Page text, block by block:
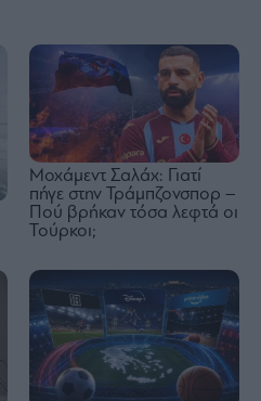
Μοχάμεντ Σαλάχ: Γιατί
πήγε στην Τράμπζονσπορ –
Πού βρήκαν τόσα λεφτά οι
Τούρκοι;